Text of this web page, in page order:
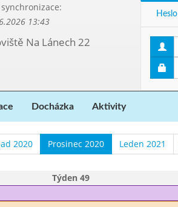
13:43
Na Lánech 22
Heslo
Docházka Aktivity
2020 Prosinec 2020 Leden 2021
Týden 49